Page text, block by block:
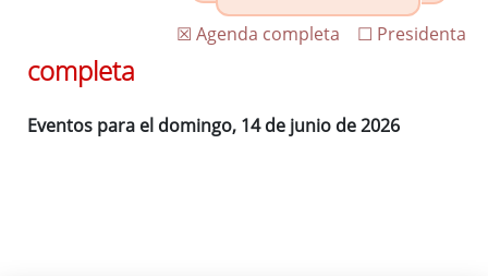
☐ Presidenta
☒ Agenda completa
completa
Eventos para el domingo, 14 de junio de 2026